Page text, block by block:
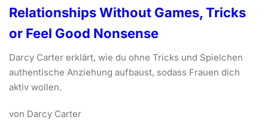
Relationships Without Games, Tricks
or Feel Good Nonsense
Darcy Carter erklärt, wie du ohne Tricks und Spielchen
authentische Anziehung aufbaust, sodass Frauen dich
aktiv wollen.
von Darcy Carter